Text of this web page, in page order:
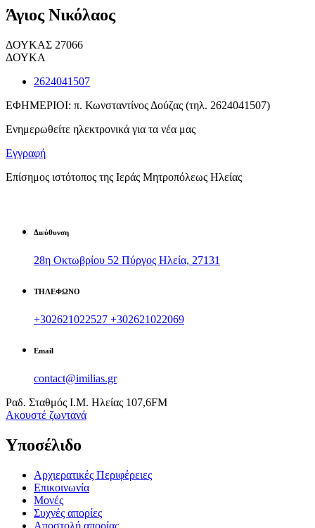
Άγιος Νικόλαος
ΔΟΥΚΑΣ 27066
ΔΟΥΚΑ
2624041507
ΕΦΗΜΕΡΙΟΙ: π. Κωνσταντίνος Δούζας (τηλ. 2624041507)
Ενημερωθείτε ηλεκτρονικά για τα νέα μας
Εγγραφή
Επίσημος ιστότοπος της Ιεράς Μητροπόλεως Ηλείας
Διεύθυνση
28η Οκτωβρίου 52 Πύργος Ηλεία, 27131
ΤΗΛΕΦΩΝΟ
+302621022527 +302621022069
Email
contact@imilias.gr
Ραδ. Σταθμός Ι.Μ. Ηλείας 107,6FM
Aκουστέ ζωντανά
Υποσέλιδο
Αρχιερατικές Περιφέρειες
Επικοινωνία
Μονές
Συχνές απορίες
Αποστολή απορίας